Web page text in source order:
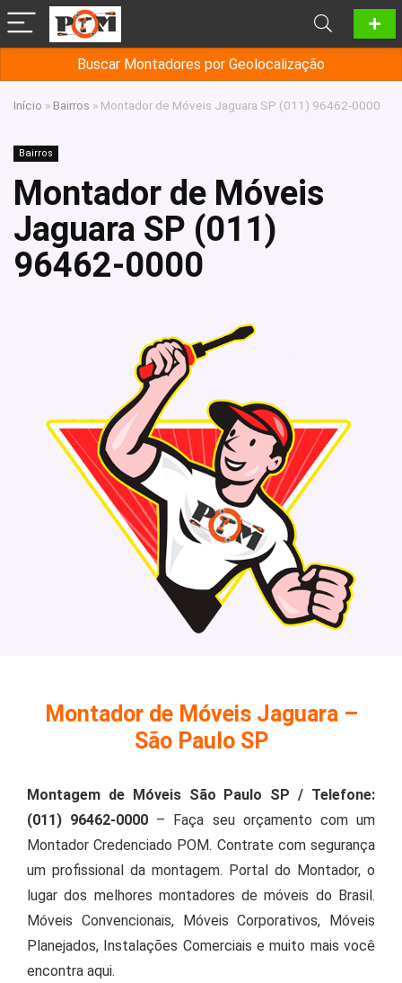
Buscar Montadores por Geolocalização
Início » Bairros » Montador de Móveis Jaguara SP (011) 96462-0000
Bairros
Montador de Móveis
Jaguara SP (011)
96462-0000
Montador de Móveis Jaguara –
São Paulo SP
Montagem de Móveis São Paulo SP / Telefone:
(011) 96462-0000 – Faça seu orçamento com um
Montador Credenciado POM. Contrate com segurança
um profissional da montagem. Portal do Montador, o
lugar dos melhores montadores de móveis do Brasil.
Móveis Convencionais, Móveis Corporativos, Móveis
Planejados, Instalações Comerciais e muito mais você
encontra aqui.